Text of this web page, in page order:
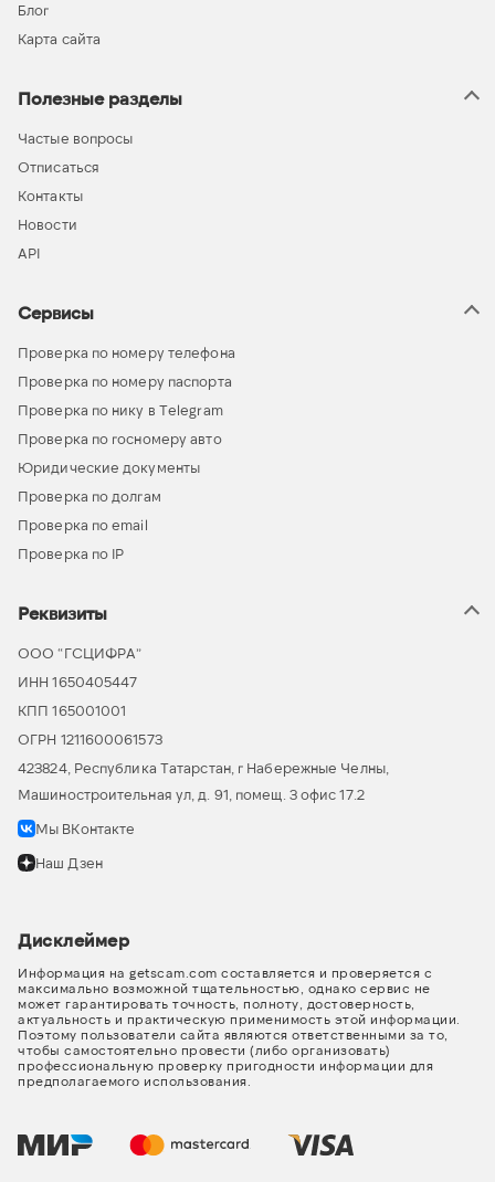
Блог
Карта сайта
Полезные разделы
Частые вопросы
Отписаться
Контакты
Новости
API
Сервисы
Проверка по номеру телефона
Проверка по номеру паспорта
Проверка по нику в Telegram
Проверка по госномеру авто
Юридические документы
Проверка по долгам
Проверка по email
Проверка по IP
Реквизиты
ООО “ГСЦИФРА”
ИНН 1650405447
КПП 165001001
ОГРН 1211600061573
423824, Республика Татарстан, г Набережные Челны,
Машиностроительная ул, д. 91, помещ. 3 офис 17.2
Мы ВКонтакте
Наш Дзен
Дисклеймер
Информация на getscam.com составляется и проверяется с
максимально возможной тщательностью, однако сервис не
может гарантировать точность, полноту, достоверность,
актуальность и практическую применимость этой информации.
Поэтому пользователи сайта являются ответственными за то,
чтобы самостоятельно провести (либо организовать)
профессиональную проверку пригодности информации для
предполагаемого использования.